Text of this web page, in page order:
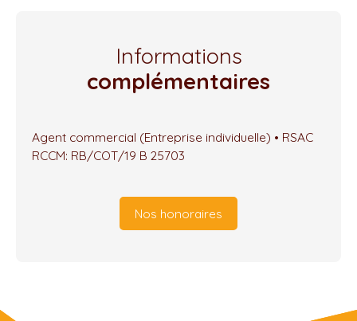
Informations
complémentaires
Agent commercial (Entreprise individuelle) • RSAC
RCCM: RB/COT/19 B 25703
Nos honoraires